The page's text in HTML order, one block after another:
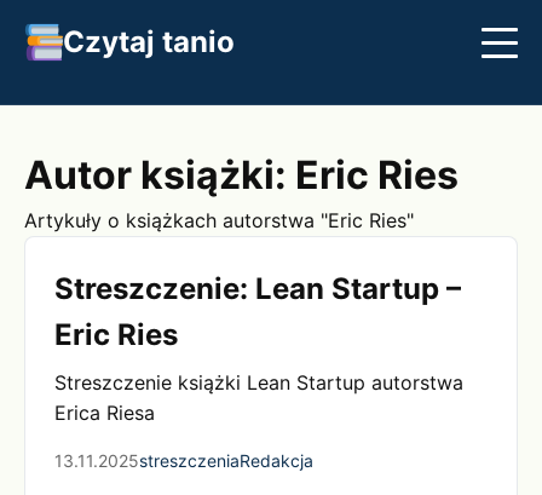
Czytaj tanio
Streszczenia
Klasyka
Autor książki: Eric Ries
Artykuły o książkach autorstwa "Eric Ries"
Streszczenie: Lean Startup –
Eric Ries
Streszczenie książki Lean Startup autorstwa
Erica Riesa
13.11.2025streszczeniaRedakcja